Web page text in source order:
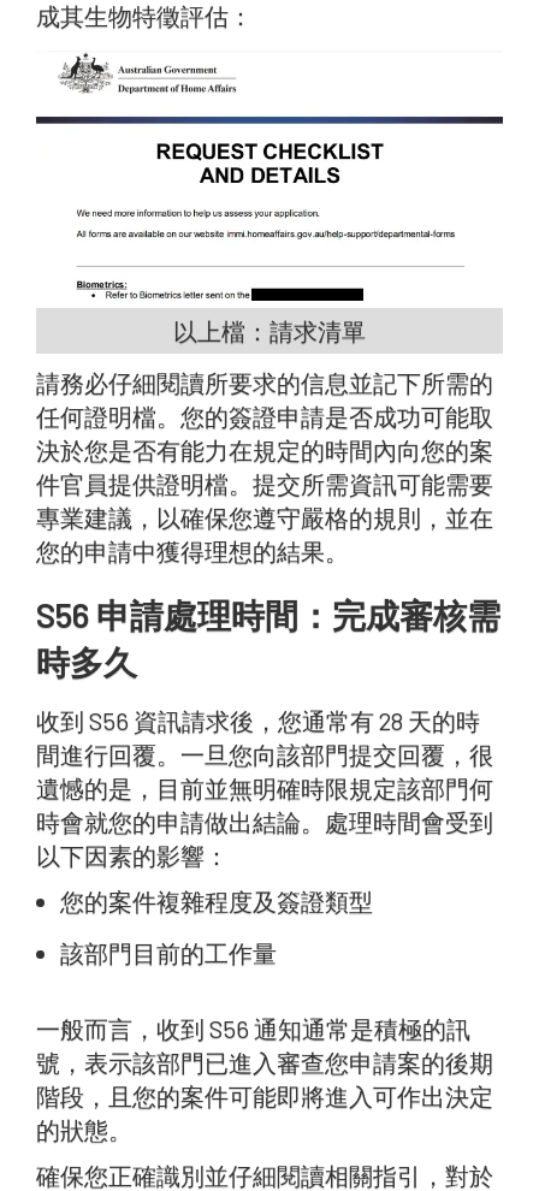
成其生物特徵評估：
以上檔：請求清單
請務必仔細閱讀所要求的信息並記下所需的
任何證明檔。您的簽證申請是否成功可能取
決於您是否有能力在規定的時間內向您的案
件官員提供證明檔。提交所需資訊可能需要
專業建議，以確保您遵守嚴格的規則，並在
您的申請中獲得理想的結果。
S56 申請處理時間：完成審核需
時多久
收到 S56 資訊請求後，您通常有 28 天的時
間進行回覆。一旦您向該部門提交回覆，很
遺憾的是，目前並無明確時限規定該部門何
時會就您的申請做出結論。處理時間會受到
以下因素的影響：
您的案件複雜程度及簽證類型
該部門目前的工作量
一般而言，收到 S56 通知通常是積極的訊
號，表示該部門已進入審查您申請案的後期
階段，且您的案件可能即將進入可作出決定
的狀態。
確保您正確識別並仔細閱讀相關指引，對於